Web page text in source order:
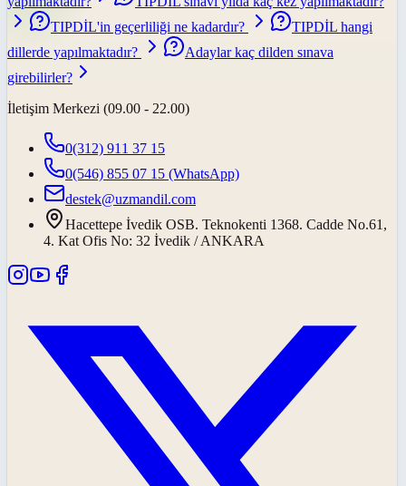
TIPDİL'in geçerliliği ne kadardır?
TIPDİL hangi
dillerde yapılmaktadır?
Adaylar kaç dilden sınava
girebilirler?
İletişim Merkezi (09.00 - 22.00)
0(312) 911 37 15
0(546) 855 07 15 (WhatsApp)
destek@uzmandil.com
Hacettepe İvedik OSB. Teknokenti 1368. Cadde No.61,
4. Kat Ofis No: 32 İvedik / ANKARA